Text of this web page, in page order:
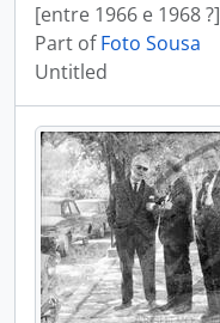
[entre 1966 e 1968 ?]
Part ofFoto Sousa
Untitled